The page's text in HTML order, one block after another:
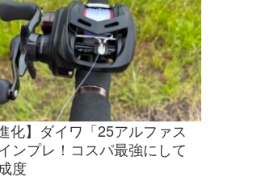
化】ダイワ「25アルファス
ンプレ！コスパ最強にして
度